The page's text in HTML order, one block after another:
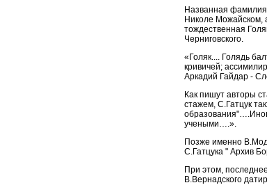
Названная фамилия
Николе Можайском,
тождественная
Черниговского.
«Голяк.... Голядь
кривичей;
Аркадий Гайдар -
Как пишут авторы
стажем, С.Гатцук
учеными….».
Позже именно
С.Гатцука " Архив
При этом,
В.Вернадского